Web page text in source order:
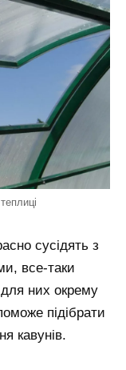
сусідять з
все-таки
них окрему
підібрати
кавунів.